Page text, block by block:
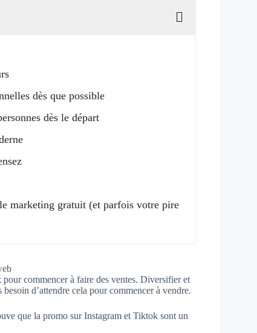
dès que possible
dès le départ
marketing gratuit (et parfois votre pire
pour commencer à faire des ventes. Diversifier et
d’attendre cela pour commencer à vendre.
que la promo sur Instagram et Tiktok sont un